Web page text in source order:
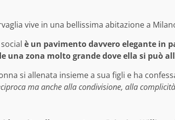
vive in una bellissima abitazione a
è un pavimento davvero elegante in
una zona molto grande dove ella si può
si allenata insieme a sua figli e ha
ma anche alla condivisione, alla